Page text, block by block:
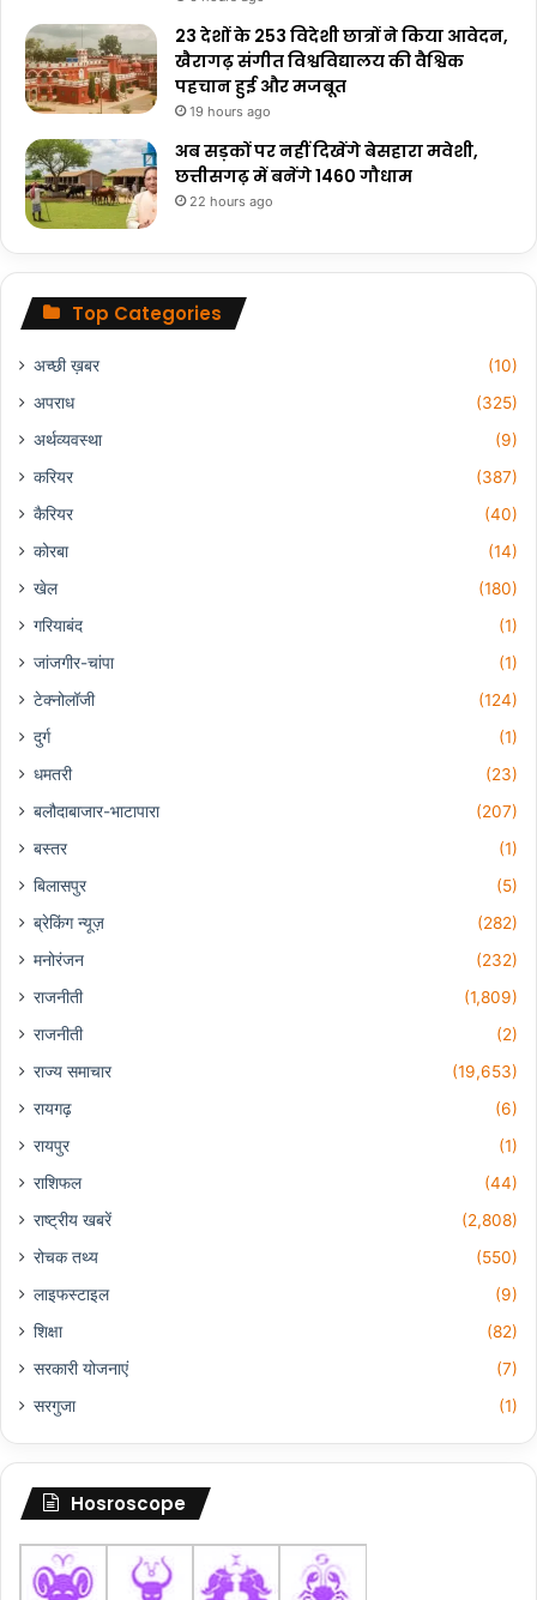
23 देशों के 253 विदेशी छात्रों ने किया आवेदन,
खैरागढ़ संगीत विश्वविद्यालय की वैश्विक
पहचान हुई और मजबूत
19 hours ago
अब सड़कों पर नहीं दिखेंगे बेसहारा मवेशी,
छत्तीसगढ़ में बनेंगे 1460 गौधाम
22 hours ago
Top Categories
अच्छी ख़बर
(10)
अपराध
(325)
अर्थव्यवस्था
(9)
करियर
(387)
कैरियर
(40)
कोरबा
(14)
खेल
(180)
गरियाबंद
(1)
जांजगीर-चांपा
(1)
टेक्नोलॉजी
(124)
दुर्ग
(1)
धमतरी
(23)
बलौदाबाजार-भाटापारा
(207)
बस्तर
(1)
बिलासपुर
(5)
ब्रेकिंग न्यूज़
(282)
मनोरंजन
(232)
राजनीती
(1,809)
राजनीती
(2)
राज्य समाचार
(19,653)
रायगढ़
(6)
रायपुर
(1)
राशिफल
(44)
राष्ट्रीय खबरें
(2,808)
रोचक तथ्य
(550)
लाइफस्टाइल
(9)
शिक्षा
(82)
सरकारी योजनाएं
(7)
सरगुजा
(1)
Hosroscope